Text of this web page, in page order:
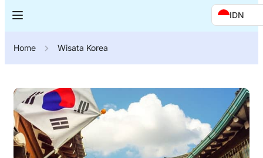
IDN
Home Wisata Korea